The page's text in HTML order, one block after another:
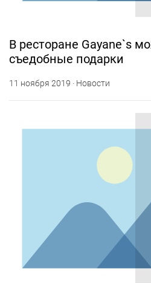
В ресторане Gayane`s
съедобные подарки
11 ноября 2019 · Новости